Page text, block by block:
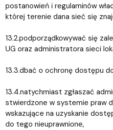
postanowień i regulaminów
której terenie dana sieć się
13.2.podporządkowywać się
UG oraz administratora sieci
13.3.dbać o ochronę dostępu
13.4.natychmiast zgłaszać
stwierdzone w systemie praw
wskazujące na uzyskanie
do tego nieuprawnione,